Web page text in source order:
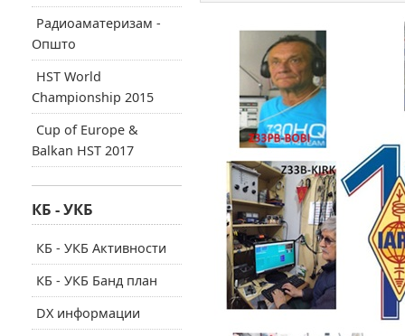
Радиоаматеризам -
Општо
HST World
Championship 2015
Cup of Europe &
Balkan HST 2017
КБ - УКБ
КБ - УКБ Активности
КБ - УКБ Банд план
DX информации